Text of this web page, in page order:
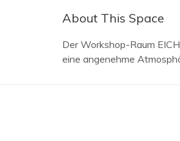
About This Space
Der Workshop-Raum
eine angenehme